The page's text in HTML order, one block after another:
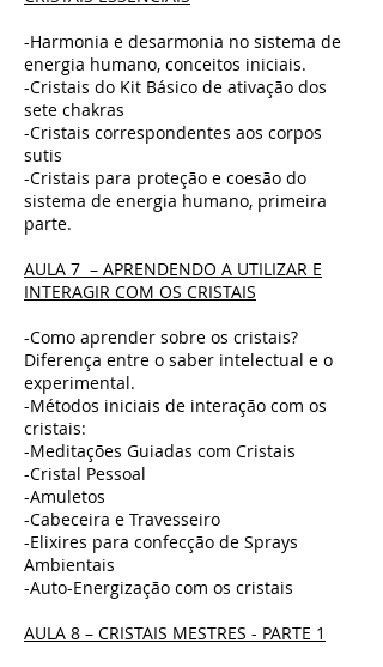
-Harmonia e desarmonia no sistema de
energia humano, conceitos iniciais.
-Cristais do Kit Básico de ativação dos
sete chakras
-Cristais correspondentes aos corpos
sutis
-Cristais para proteção e coesão do
sistema de energia humano, primeira
parte.
AULA 7 – APRENDENDO A UTILIZAR E
INTERAGIR COM OS CRISTAIS
-Como aprender sobre os cristais?
Diferença entre o saber intelectual e o
experimental.
-Métodos iniciais de interação com os
cristais:
-Meditações Guiadas com Cristais
-Cristal Pessoal
-Amuletos
-Cabeceira e Travesseiro
-Elixires para confecção de Sprays
Ambientais
-Auto-Energização com os cristais
AULA 8 – CRISTAIS MESTRES - PARTE 1